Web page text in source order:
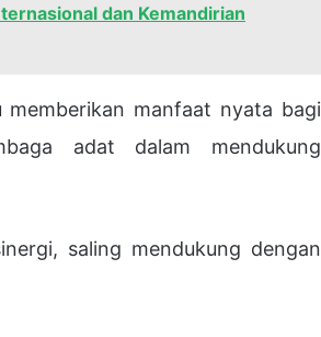
dan Kemandirian
manfaat nyata bagi
adat dalam mendukung
saling mendukung dengan